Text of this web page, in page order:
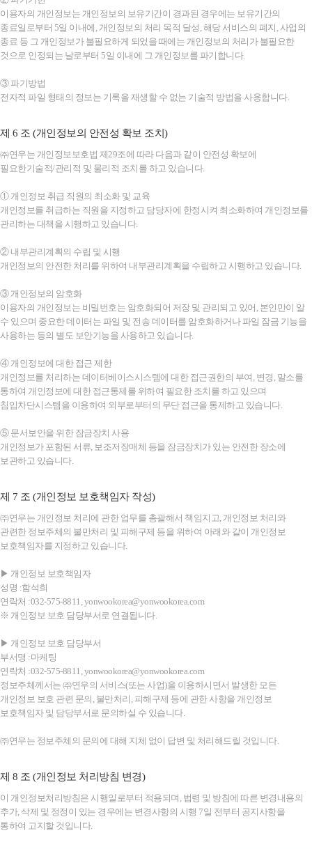
이용자의 개인정보는 개인정보의 보유기간이 경과된 경우에는 보유기간의
종료일로부터 5일 이내에, 개인정보의 처리 목적 달성, 해당 서비스의 폐지, 사업의
종료 등 그 개인정보가 불필요하게 되었을 때에는 개인정보의 처리가 불필요한
것으로 인정되는 날로부터 5일 이내에 그 개인정보를 파기합니다.
③ 파기방법
전자적 파일 형태의 정보는 기록을 재생할 수 없는 기술적 방법을 사용합니다.
제 6 조 (개인정보의 안전성 확보 조치)
㈜연우는 개인정보보호법 제29조에 따라 다음과 같이 안전성 확보에
필요한기술적/관리적 및 물리적 조치를 하고 있습니다.
① 개인정보 취급 직원의 최소화 및 교육
개인정보를 취급하는 직원을 지정하고 담당자에 한정시켜 최소화하여 개인정보를
관리하는 대책을 시행하고 있습니다.
② 내부관리계획의 수립 및 시행
개인정보의 안전한 처리를 위하여 내부관리계획을 수립하고 시행하고 있습니다.
③ 개인정보의 암호화
이용자의 개인정보는 비밀번호는 암호화되어 저장 및 관리되고 있어, 본인만이 알
수 있으며 중요한 데이터는 파일 및 전송 데이터를 암호화하거나 파일 잠금 기능을
사용하는 등의 별도 보안기능을 사용하고 있습니다.
④ 개인정보에 대한 접근 제한
개인정보를 처리하는 데이터베이스시스템에 대한 접근권한의 부여, 변경, 말소를
통하여 개인정보에 대한 접근통제를 위하여 필요한 조치를 하고 있으며
침입차단시스템을 이용하여 외부로부터의 무단 접근을 통제하고 있습니다.
⑤ 문서보안을 위한 잠금장치 사용
개인정보가 포함된 서류, 보조저장매체 등을 잠금장치가 있는 안전한 장소에
보관하고 있습니다.
제 7 조 (개인정보 보호책임자 작성)
㈜연우는 개인정보 처리에 관한 업무를 총괄해서 책임지고, 개인정보 처리와
관련한 정보주체의 불만처리 및 피해구제 등을 위하여 아래와 같이 개인정보
보호책임자를 지정하고 있습니다.
▶ 개인정보 보호책임자
성명 :함석희
연락처 :032-575-8811, yonwookorea@yonwookorea.com
※ 개인정보 보호 담당부서로 연결됩니다.
▶ 개인정보 보호 담당부서
부서명 :마케팅
연락처 :032-575-8811, yonwookorea@yonwookorea.com
정보주체께서는 ㈜연우의 서비스(또는 사업)을 이용하시면서 발생한 모든
개인정보 보호 관련 문의, 불만처리, 피해구제 등에 관한 사항을 개인정보
보호책임자 및 담당부서로 문의하실 수 있습니다.
㈜연우는 정보주체의 문의에 대해 지체 없이 답변 및 처리해드릴 것입니다.
제 8 조 (개인정보 처리방침 변경)
이 개인정보처리방침은 시행일로부터 적용되며, 법령 및 방침에 따른 변경내용의
추가, 삭제 및 정정이 있는 경우에는 변경사항의 시행 7일 전부터 공지사항을
통하여 고지할 것입니다.